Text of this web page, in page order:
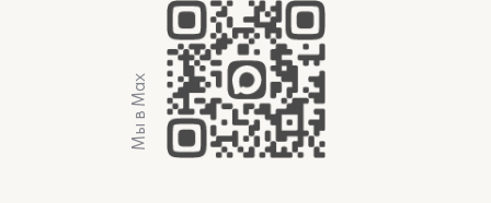
Мы в Max